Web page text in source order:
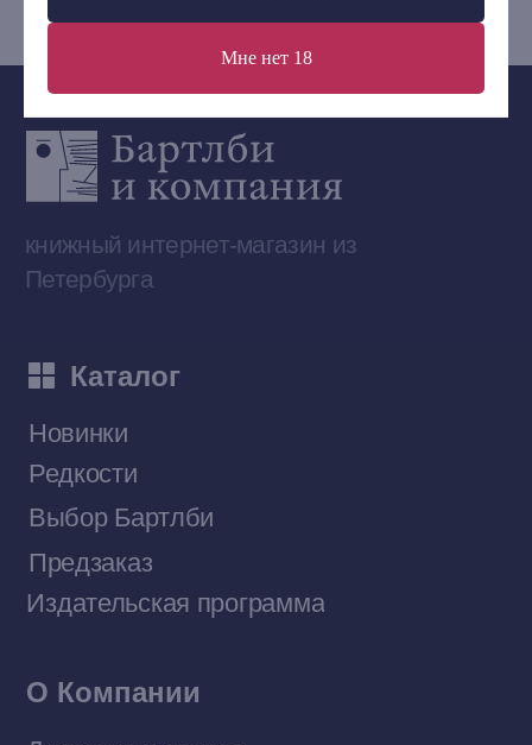
Мне нет 18
Договор оферты
Политика конфиденциальности
© 2026 Все права защищены